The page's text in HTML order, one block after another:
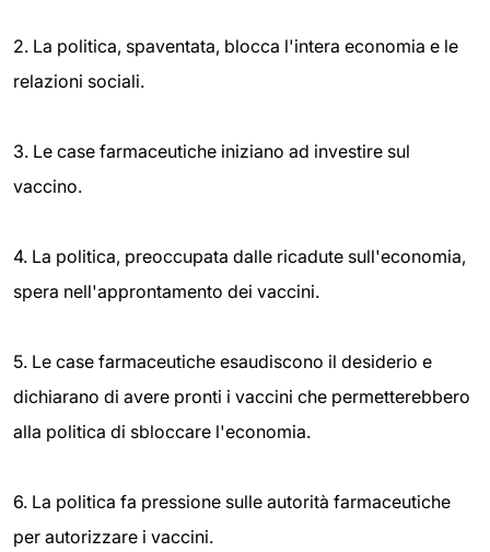
2. La politica, spaventata, blocca l'intera economia e le
relazioni sociali.
3. Le case farmaceutiche iniziano ad investire sul
vaccino.
4. La politica, preoccupata dalle ricadute sull'economia,
spera nell'approntamento dei vaccini.
5. Le case farmaceutiche esaudiscono il desiderio e
dichiarano di avere pronti i vaccini che permetterebbero
alla politica di sbloccare l'economia.
6. La politica fa pressione sulle autorità farmaceutiche
per autorizzare i vaccini.